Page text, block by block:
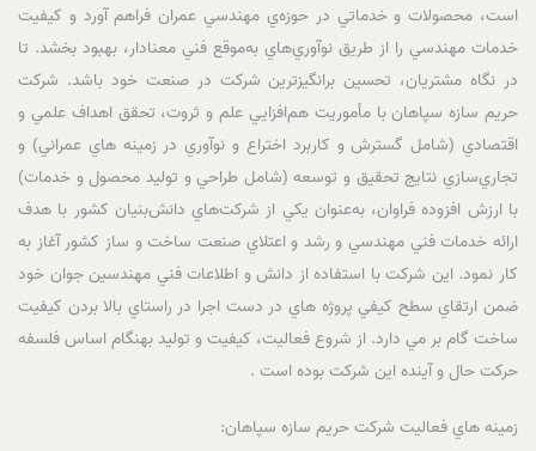
است، محصولات و خدماتي در حوزه‌ي مهندسي عمران فراهم ‌آورد و كيفيت
خدمات مهندسي را از طريق نوآوري‌هاي به‌موقع فني معنادار، بهبود ‌بخشد. تا
در نگاه مشتريان، تحسين‌ برانگيزترين شركت در صنعت خود باشد. شرکت
حريم سازه سپاهان با مأموريت هم‌افزايي علم و ثروت، تحقق اهداف علمي و
اقتصادي (شامل گسترش و كاربرد اختراع و نوآوري در زمينه هاي عمراني) و
تجاري‌سازي نتايج تحقيق و توسعه (شامل طراحي و توليد محصول و خدمات)
با ارزش ‌افزوده فراوان، به‌عنوان يکي از شرکت‌هاي دانش‌بنيان کشور با هدف
ارائه خدمات فني مهندسي و رشد و اعتلاي صنعت ساخت و ساز کشور آغاز به
کار نمود. اين شرکت با استفاده از دانش و اطلاعات فني مهندسين جوان خود
ضمن ارتقاي سطح کيفي پروژه هاي در دست اجرا در راستاي بالا بردن کيفيت
ساخت گام بر مي دارد. از شروع فعاليت، کيفيت و توليد بهنگام اساس فلسفه
حرکت حال و آينده اين شرکت بوده است .
زمينه هاي فعاليت شرکت حريم سازه سپاهان: